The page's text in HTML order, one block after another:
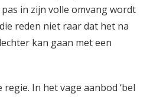
in zijn volle omvang wordt
reden niet raar dat het na
kan gaan met een
In het vage aanbod ‘bel